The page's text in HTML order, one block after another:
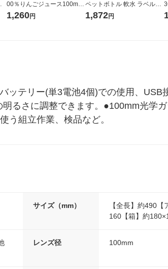
00％りんごジュース100ml 1
箱（18本入）オリジナル
1,260円
ペットボトル 軟水 ラベルレ
ス 1セット（48本）天然水
1,872円
3
ッテリー(単3電池4個)での使用、USB
るさに調整できます。●100mm光学
う組立作業、検品など。
サイズ（mm）
【全長】約490
160【箱】約
レンズ径 100mm